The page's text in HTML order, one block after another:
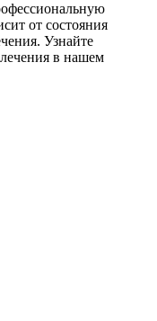
от состояния
Узнайте
в нашем